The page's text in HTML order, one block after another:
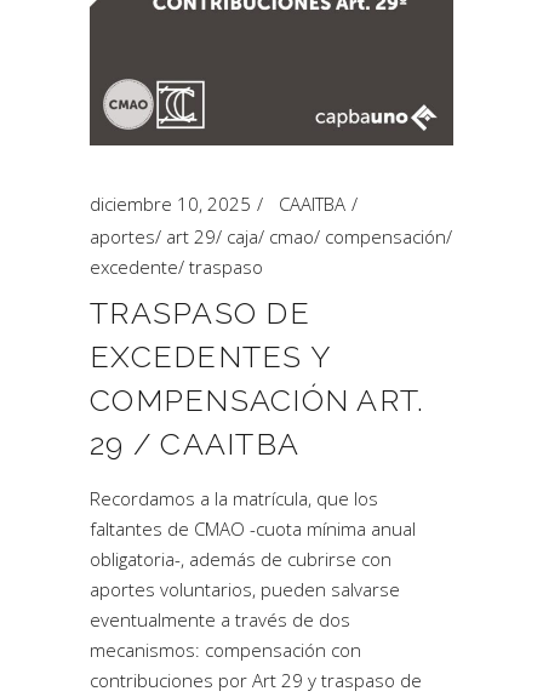
diciembre 10, 2025
CAAITBA
aportes/ art 29/ caja/ cmao/ compensación/
excedente/ traspaso
TRASPASO DE
EXCEDENTES Y
COMPENSACIÓN ART.
29 / CAAITBA
Recordamos a la matrícula, que los
faltantes de CMAO -cuota mínima anual
obligatoria-, además de cubrirse con
aportes voluntarios, pueden salvarse
eventualmente a través de dos
mecanismos: compensación con
contribuciones por Art 29 y traspaso de